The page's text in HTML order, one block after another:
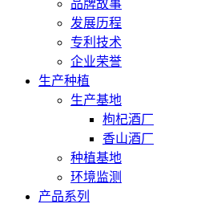
品牌故事
发展历程
专利技术
企业荣誉
生产种植
生产基地
枸杞酒厂
香山酒厂
种植基地
环境监测
产品系列